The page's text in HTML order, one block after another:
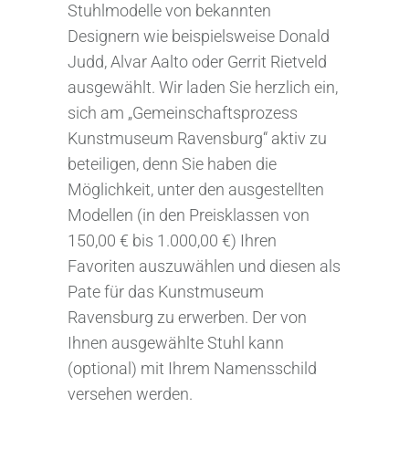
Stuhlmodelle von bekannten
Designern wie beispielsweise Donald
Judd, Alvar Aalto oder Gerrit Rietveld
ausgewählt. Wir laden Sie herzlich ein,
sich am „Gemeinschaftsprozess
Kunstmuseum Ravensburg“ aktiv zu
beteiligen, denn Sie haben die
Möglichkeit, unter den ausgestellten
Modellen (in den Preisklassen von
150,00 € bis 1.000,00 €) Ihren
Favoriten auszuwählen und diesen als
Pate für das Kunstmuseum
Ravensburg zu erwerben. Der von
Ihnen ausgewählte Stuhl kann
(optional) mit Ihrem Namensschild
versehen werden.